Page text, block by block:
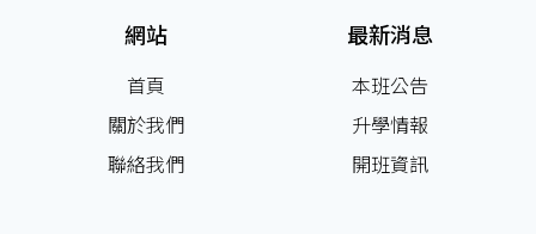
網站
首頁
關於我們
聯絡我們
最新消息
本班公告
升學情報
開班資訊